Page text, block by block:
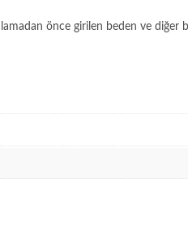
önce girilen beden ve diğer